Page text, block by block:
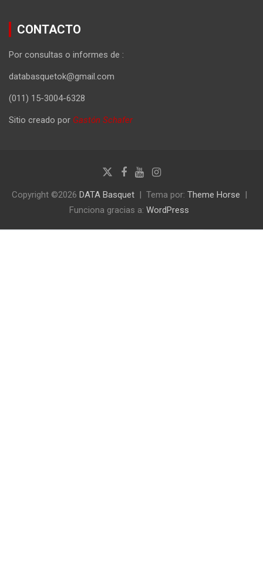
CONTACTO
Por consultas o informes de :
databasquetok@gmail.com
(011) 15-3004-6328
Sitio creado por Gastón Schafer
Copyright ©2026 DATA Basquet Tema por: Theme Horse
Funciona gracias a: WordPress